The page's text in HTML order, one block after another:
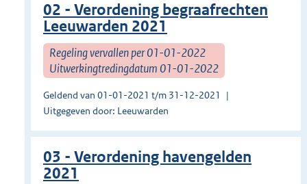
02 - Verordening begraafrechten
Leeuwarden 2021
Regeling vervallen per 01-01-2022
Uitwerkingtredingdatum 01-01-2022
Geldend van 01-01-2021 t/m 31-12-2021
Uitgegeven door: Leeuwarden
03 - Verordening havengelden
2021